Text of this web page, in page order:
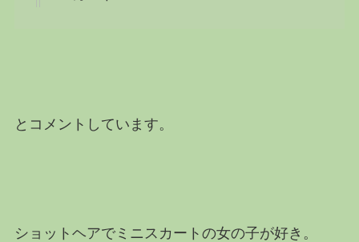
とコメントしています。
ショットヘアでミニスカートの女の子が好き。